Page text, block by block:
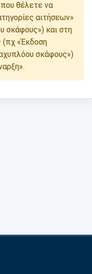
που θέλετε να
αιτήσεων»
σκάφους») και στη
(πχ «Έκδοση
σκάφους»)